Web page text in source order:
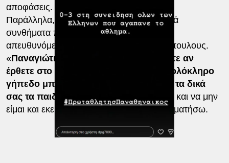
αποφάσεις.
Παράλληλα, αναφέρθηκε και στα υβριστικά
συνθήματα που ακούστηκαν στο ΣΕΦ,
απευθυνόμενος στους αδελφούς Αγγελόπουλους.
«Παναγιώτη και Γιώργο πώς θα νιώσετε αν
έρθετε στο ΟΑΚΑ την Τετάρτη και ένα ολόκληρο
γήπεδο μπει στη διαδικασία και βρίζει τα δικά
σας τα παιδιά. Ελπίζω να μη γίνει κιόλας και να μην
είμαι και εκεί και να μπορέσω να τους σταματήσω.